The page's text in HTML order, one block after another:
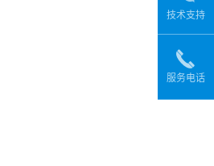
技术支持
服务电话